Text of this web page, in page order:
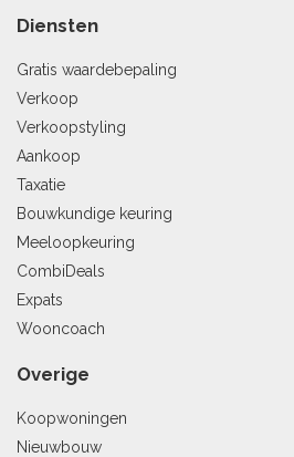
Diensten
Gratis waardebepaling
Verkoop
Verkoopstyling
Aankoop
Taxatie
Bouwkundige keuring
Meeloopkeuring
CombiDeals
Expats
Wooncoach
Overige
Koopwoningen
Nieuwbouw